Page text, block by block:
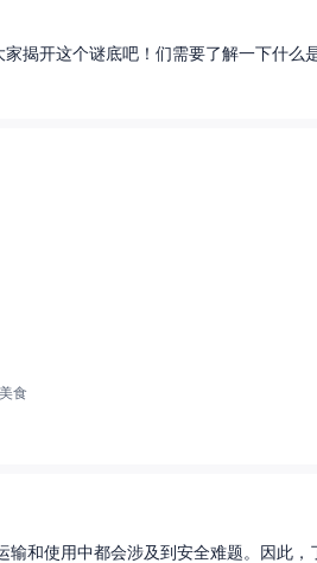
揭开这个谜底吧！们需要了解一下什么
食
和使用中都会涉及到安全难题。因此，